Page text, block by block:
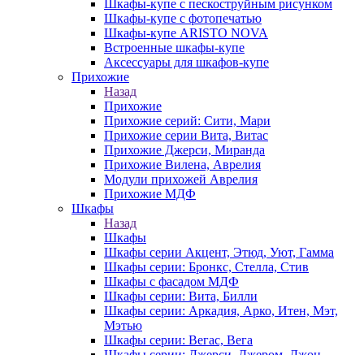
Шкафы-купе с пескоструйным рисунком
Шкафы-купе с фотопечатью
Шкафы-купе ARISTO NOVA
Встроенные шкафы-купе
Аксессуары для шкафов-купе
Прихожие
Назад
Прихожие
Прихожие серий: Сити, Мари
Прихожие серии Вита, Витас
Прихожие Джерси, Миранда
Прихожие Вилена, Аврелия
Модули прихожей Аврелия
Прихожие МДФ
Шкафы
Назад
Шкафы
Шкафы серии Акцент, Этюд, Уют, Гамма
Шкафы серии: Бронкс, Стелла, Стив
Шкафы с фасадом МДФ
Шкафы серии: Вита, Билли
Шкафы серии: Аркадия, Арко, Итен, Мэт,
Мэтью
Шкафы серии: Вегас, Вега